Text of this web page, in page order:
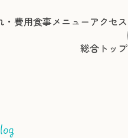
・費用食事メニューアクセス
総合トップ